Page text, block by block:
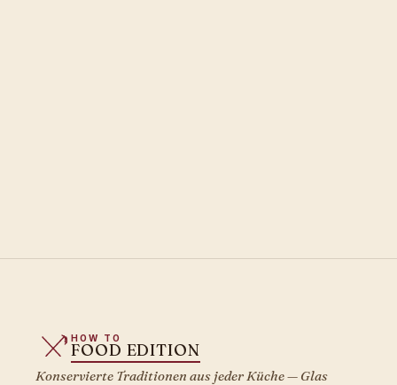
HOW TO
FOOD EDITION
Konservierte Traditionen aus jeder Küche — Glas